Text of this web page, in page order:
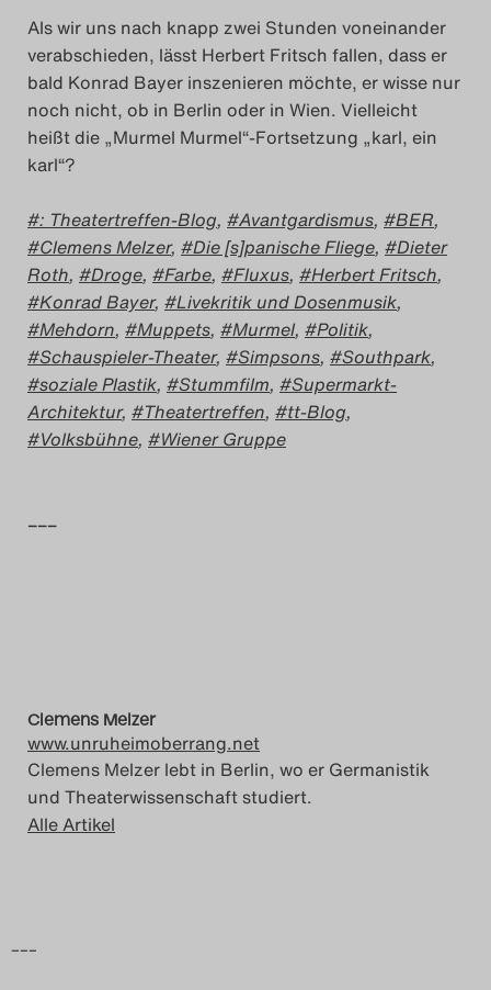
Als wir uns nach knapp zwei Stunden voneinander
verabschieden, lässt Herbert Fritsch fallen, dass er
bald Konrad Bayer inszenieren möchte, er wisse nur
noch nicht, ob in Berlin oder in Wien. Vielleicht
heißt die „Murmel Murmel“-Fortsetzung „karl, ein
karl“?
: Theatertreffen-Blog, Avantgardismus, BER,
Clemens Melzer, Die [s]panische Fliege,
Dieter
Roth, Droge, Farbe, Fluxus, Herbert Fritsch,
Konrad Bayer, Livekritik und Dosenmusik,
Mehdorn, Muppets, Murmel, Politik,
Schauspieler-Theater, Simpsons, Southpark,
soziale Plastik, Stummfilm,
Supermarkt-
Architektur, Theatertreffen, tt-Blog,
Volksbühne, Wiener Gruppe
–––
Clemens Melzer
www.unruheimoberrang.net
Clemens Melzer lebt in Berlin, wo er Germanistik
und Theaterwissenschaft studiert.
Alle Artikel
–––